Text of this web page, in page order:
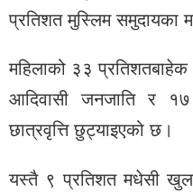
प्रतिशत मुस्लिम समुदायका
महिलाको ३३
आदिवासी जनजाति र
छात्रवृत्ति छुट्याइएको छ।
यस्तै ९ प्रतिशत मधेसी